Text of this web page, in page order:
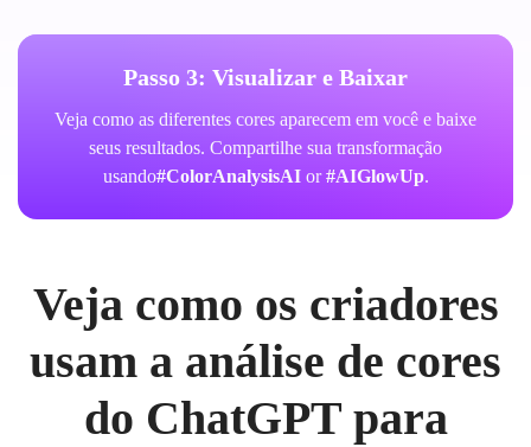
Passo 3: Visualizar e Baixar
Veja como as diferentes cores aparecem em você e baixe
seus resultados. Compartilhe sua transformação
usando#ColorAnalysisAIor#AIGlowUp.
Veja como os criadores
usam a análise de cores
do ChatGPT para